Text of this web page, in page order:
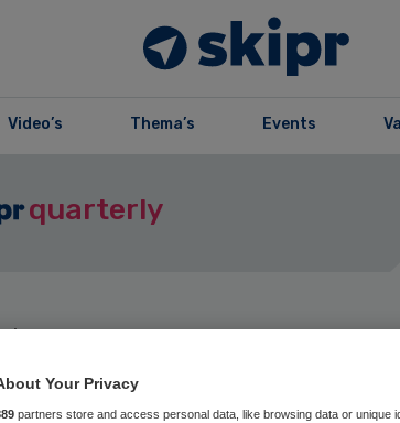
Video’s Thema’s Events
quarterly
Your Privacy
partners store and access personal data, like browsing data or unique